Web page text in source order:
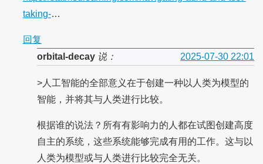
taking-…
回复
orbital-decay说： 2025-07-30 22:01
>人工智能的全部意义在于创建一种以人类为模型的
智能，并将其与人类进行比较。
根据谁的说法？所有有影响力的人都在试图创建高度
自主的系统，这些系统能够完成有用的工作。这与以
人类为模型或与人类进行比较完全无关。